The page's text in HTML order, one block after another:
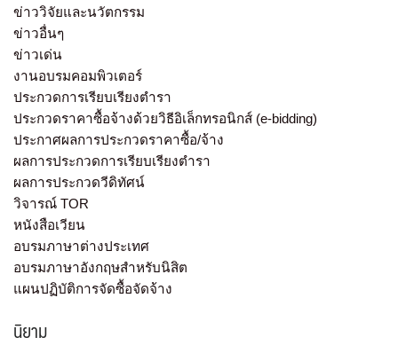
ข่าววิจัยและนวัตกรรม
ข่าวอื่นๆ
ข่าวเด่น
งานอบรมคอมพิวเตอร์
ประกวดการเรียบเรียงตำรา
ประกวดราคาซื้อจ้างด้วยวิธีอิเล็กทรอนิกส์ (e-bidding)
ประกาศผลการประกวดราคาซื้อ/จ้าง
ผลการประกวดการเรียบเรียงตำรา
ผลการประกวดวีดิทัศน์
วิจารณ์ TOR
หนังสือเวียน
อบรมภาษาต่างประเทศ
อบรมภาษาอังกฤษสำหรับนิสิต
แผนปฏิบัติการจัดซื้อจัดจ้าง
นิยาม